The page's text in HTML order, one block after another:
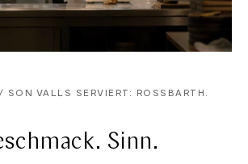
SON VALLS SERVIERT: ROSSBARTH.
Sinn.